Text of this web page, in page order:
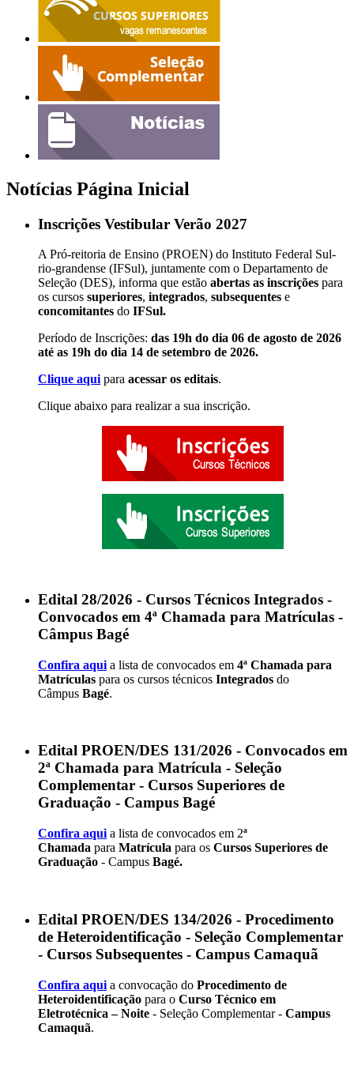
Notícias Página Inicial
Inscrições Vestibular Verão 2027
A Pró-reitoria de Ensino (PROEN) do Instituto Federal Sul-
rio-grandense (IFSul), juntamente com o Departamento de
Seleção (DES), informa que estão abertas as inscrições para
os cursos superiores, integrados, subsequentes e
concomitantes do IFSul.
Período de Inscrições: das 19h do dia 06 de agosto de 2026
até as 19h do dia 14 de setembro de 2026.
Clique aqui para acessar os editais.
Clique abaixo para realizar a sua inscrição.
Edital 28/2026 - Cursos Técnicos Integrados -
Convocados em 4ª Chamada para Matrículas -
Câmpus Bagé
Confira aqui a lista de convocados em 4ª Chamada para
Matrículas para os cursos técnicos Integrados do
Câmpus Bagé.
Edital PROEN/DES 131/2026 - Convocados em
2ª Chamada para Matrícula - Seleção
Complementar - Cursos Superiores de
Graduação - Campus Bagé
Confira aqui a lista de convocados em 2ª
Chamada para Matrícula para os Cursos Superiores de
Graduação - Campus Bagé.
Edital PROEN/DES 134/2026 - Procedimento
de Heteroidentificação - Seleção Complementar
- Cursos Subsequentes - Campus Camaquã
Confira aqui a convocação do Procedimento de
Heteroidentificação para o Curso Técnico em
Eletrotécnica – Noite - Seleção Complementar - Campus
Camaquã.